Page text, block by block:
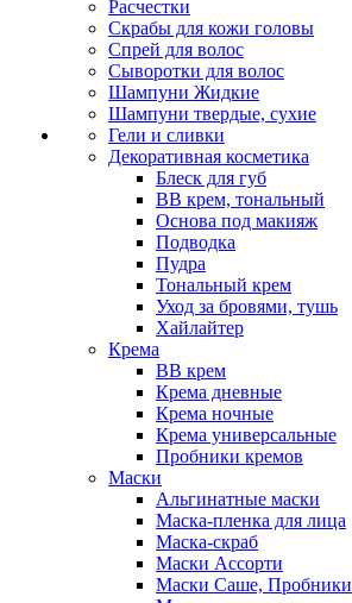
Расчестки
Скрабы для кожи головы
Спрей для волос
Сыворотки для волос
Шампуни Жидкие
Шампуни твердые, сухие
Гели и сливки
Декоративная косметика
Блеск для губ
ВВ крем, тональный
Основа под макияж
Подводка
Пудра
Тональный крем
Уход за бровями, тушь
Хайлайтер
Крема
ВВ крем
Крема дневные
Крема ночные
Крема универсальные
Пробники кремов
Маски
Альгинатные маски
Маска-пленка для лица
Маска-скраб
Маски Ассорти
Маски Саше, Пробники